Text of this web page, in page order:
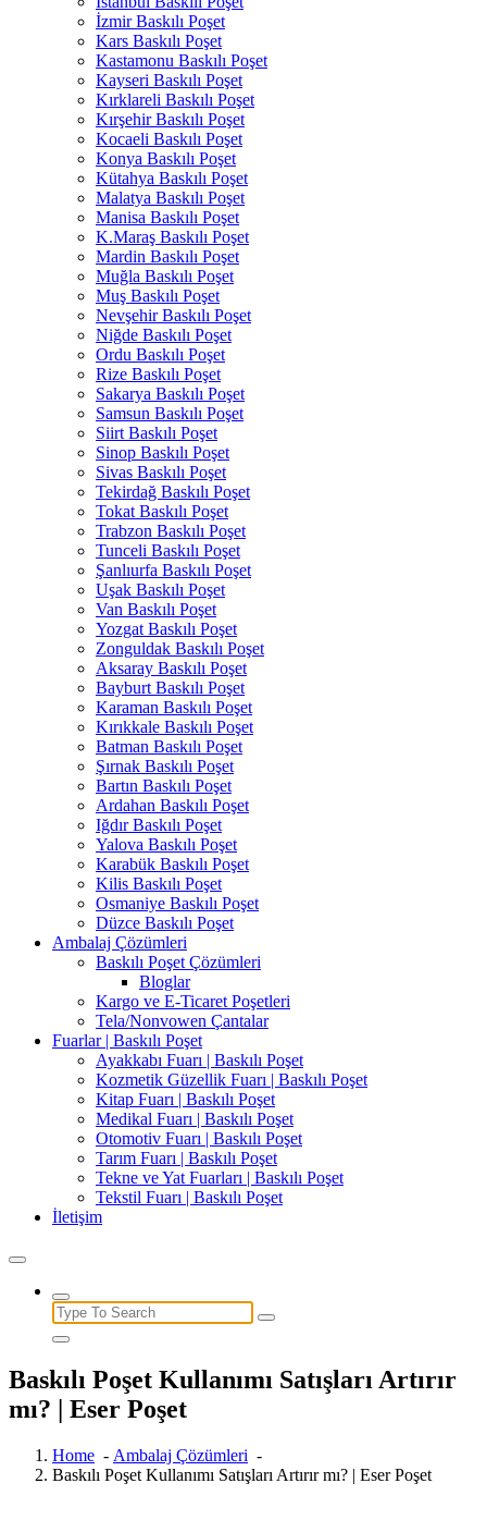
İzmir Baskılı Poşet
Kars Baskılı Poşet
Kastamonu Baskılı Poşet
Kayseri Baskılı Poşet
Kırklareli Baskılı Poşet
Kırşehir Baskılı Poşet
Kocaeli Baskılı Poşet
Konya Baskılı Poşet
Kütahya Baskılı Poşet
Malatya Baskılı Poşet
Manisa Baskılı Poşet
K.Maraş Baskılı Poşet
Mardin Baskılı Poşet
Muğla Baskılı Poşet
Muş Baskılı Poşet
Nevşehir Baskılı Poşet
Niğde Baskılı Poşet
Ordu Baskılı Poşet
Rize Baskılı Poşet
Sakarya Baskılı Poşet
Samsun Baskılı Poşet
Siirt Baskılı Poşet
Sinop Baskılı Poşet
Sivas Baskılı Poşet
Tekirdağ Baskılı Poşet
Tokat Baskılı Poşet
Trabzon Baskılı Poşet
Tunceli Baskılı Poşet
Şanlıurfa Baskılı Poşet
Uşak Baskılı Poşet
Van Baskılı Poşet
Yozgat Baskılı Poşet
Zonguldak Baskılı Poşet
Aksaray Baskılı Poşet
Bayburt Baskılı Poşet
Karaman Baskılı Poşet
Kırıkkale Baskılı Poşet
Batman Baskılı Poşet
Şırnak Baskılı Poşet
Bartın Baskılı Poşet
Ardahan Baskılı Poşet
Iğdır Baskılı Poşet
Yalova Baskılı Poşet
Karabük Baskılı Poşet
Kilis Baskılı Poşet
Osmaniye Baskılı Poşet
Düzce Baskılı Poşet
Ambalaj Çözümleri
Baskılı Poşet Çözümleri
Bloglar
Kargo ve E-Ticaret Poşetleri
Tela/Nonvowen Çantalar
Fuarlar | Baskılı Poşet
Ayakkabı Fuarı | Baskılı Poşet
Kozmetik Güzellik Fuarı | Baskılı Poşet
Kitap Fuarı | Baskılı Poşet
Medikal Fuarı | Baskılı Poşet
Otomotiv Fuarı | Baskılı Poşet
Tarım Fuarı | Baskılı Poşet
Tekne ve Yat Fuarları | Baskılı Poşet
Tekstil Fuarı | Baskılı Poşet
İletişim
Search
for:
Baskılı Poşet Kullanımı Satışları Artırır
mı? | Eser Poşet
Home - Ambalaj Çözümleri -
Baskılı Poşet Kullanımı Satışları Artırır mı? | Eser Poşet